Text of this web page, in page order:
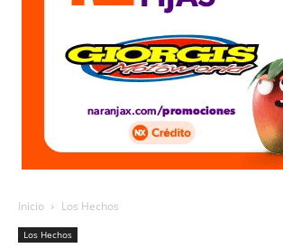
Inicio Los Hechos
Los Hechos